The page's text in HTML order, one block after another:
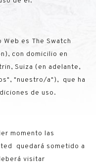
Web es The Swatch
, con domicilio en
, Suiza (en adelante,
"nuestro/a"), que ha
de uso.
momento las
quedará sometido a
visitar